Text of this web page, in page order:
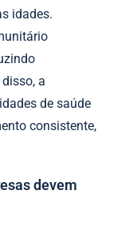
idades.
a
de saúde
consistente,
devem